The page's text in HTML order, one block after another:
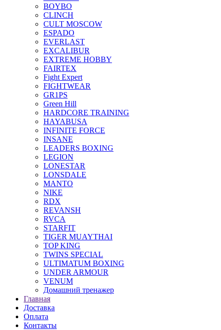
BOYBO
CLINCH
CULT MOSCOW
ESPADO
EVERLAST
EXCALIBUR
EXTREME HOBBY
FAIRTEX
Fight Expert
FIGHTWEAR
GR1PS
Green Hill
HARDCORE TRAINING
HAYABUSA
INFINITE FORCE
INSANE
LEADERS BOXING
LEGION
LONESTAR
LONSDALE
MANTO
NIKE
RDX
REVANSH
RVCA
STARFIT
TIGER MUAYTHAI
TOP KING
TWINS SPECIAL
ULTIMATUM BOXING
UNDER ARMOUR
VENUM
Домашний тренажер
Главная
Доставка
Оплата
Контакты